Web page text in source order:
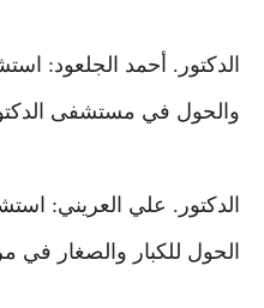
الدكتور. أحمد الجلعود:
والحول في مستشفى
الدكتور . علي العريني:
الحول للكبار والصغار في